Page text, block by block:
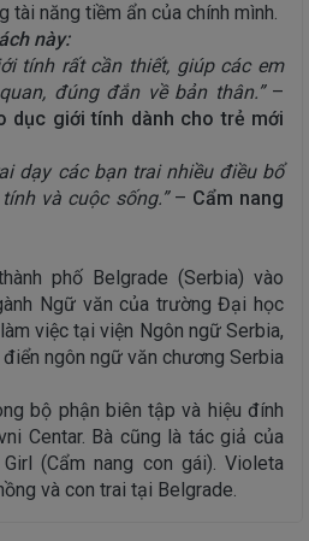
tài năng tiềm ẩn của chính mình.
này:
tính rất cần thiết, giúp các em
đúng đắn về bản thân.”–
dục giới tính dành cho trẻ mới
dạy các bạn trai nhiều điều bổ
và cuộc sống.”– Cẩm nang
phố Belgrade (Serbia) vào
Ngữ văn của trường Đại học
việc tại viện Ngôn ngữ Serbia,
ngôn ngữ văn chương Serbia
bộ phận biên tập và hiệu đính
Centar. Bà cũng là tác giả của
(Cẩm nang con gái). Violeta
và con trai tại Belgrade.